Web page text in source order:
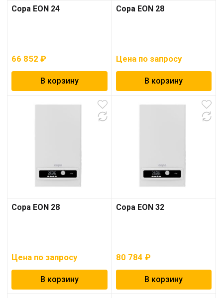
Copa EON 24
66 852 ₽
В корзину
Copa EON 28
Цена по запросу
В корзину
Copa EON 28
Цена по запросу
В корзину
Copa EON 32
80 784 ₽
В корзину